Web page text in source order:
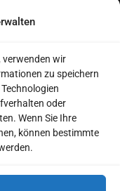
verwenden wir
zu speichern
oder
Wenn Sie Ihre
können bestimmte